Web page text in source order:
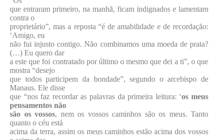
que entraram primeiro, na manhã, ficam indignados e lamentam
contra o
proprietário”, mas a reposta “é de amabilidade e de recordação:
‘Amigo, eu
não fui injusto contigo. Não combinamos uma moeda de prata?
(…) Eu quero dar
a este que foi contratado por último o mesmo que dei a ti”, o que
mostra “desejo
que todos participem da bondade”, segundo o arcebispo de
Manaus. Ele disse
que “nos faz recordar as palavras da primeira leitura: ‘os meus
pensamentos não
são os vossos, nem os vossos caminhos são os meus. Tanto
quanto o céu está
acima da terra, assim os meus caminhos estão acima dos vossos